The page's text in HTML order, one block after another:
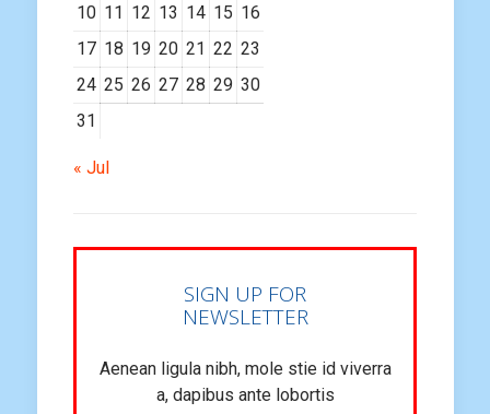
10 11 12 13 14 15 16
17 18 19 20 21 22 23
24 25 26 27 28 29 30
31
« Jul
SIGN UP FOR
NEWSLETTER
Aenean ligula nibh, mole stie id viverra
a, dapibus ante lobortis